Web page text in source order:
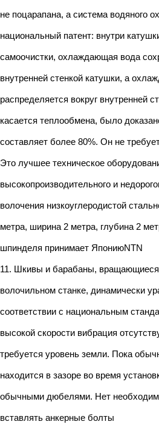
не поцарапана, а система водяного
национальный патент: внутри
самоочистки, охлаждающая вода
внутренней стенкой катушки, а
распределяется вокруг внутренней
касается теплообмена, было
составляет более 80%. Он не
Это лучшее техническое
высокопроизводительного и
волочения низкоуглеродистой
метра, ширина 2 метра, глубина 2
шпинделя принимает ЯпониюNTN
11. Шкивы и барабаны, вращающиеся
волочильном станке, динамически
соответствии с национальным
высокой скорости вибрация
требуется уровень земли. Пока
находится в зазоре во время
обычными дюбелями. Нет
вставлять анкерные болты